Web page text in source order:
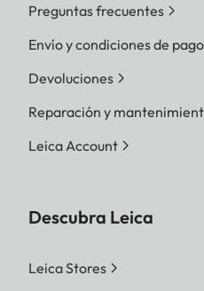
Preguntas frecuentes
Envío y condiciones de pago
Devoluciones
Reparación y
Leica Account
Descubra Leica
Leica Stores